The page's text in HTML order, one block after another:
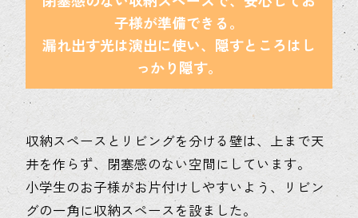
子様が準備できる。
漏れ出す光は演出に使い、隠すところはし
っかり隠す。
収納スペースとリビングを分ける壁は、上まで天
井を作らず、閉塞感のない空間にしています。
小学生のお子様がお片付けしやすいよう、リビン
グの一角に収納スペースを設ました。